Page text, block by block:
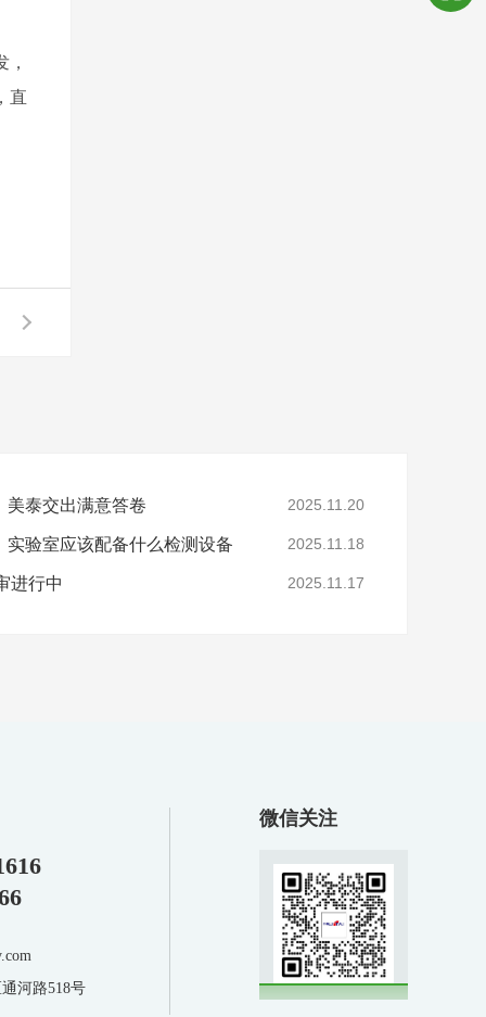
直
泰交出满意答卷 2025.11.20
验室应该配备什么检测设备 2025.11.18
进行中 2025.11.17
河路518号
微信关注